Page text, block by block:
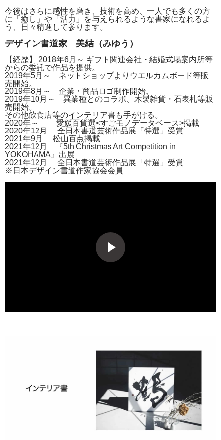
今後はさらに感性を磨き、技術を高め、一人でも多くの方
に「癒し」や「活力」を与えられるような書家になれるよ
う、日々精進して参ります。
デザイン書道家 美結（みゆう）
【経歴】 2018年6月～ ギフト関連会社・結婚式場案内所等
からの委託で作品を提供。
2019年5月～ ネットショップよりウエルカムボード等販
売開始。
2019年8月～ 企業・商品ロゴ制作開始。
2019年10月～ 異業種とのコラボ、木製雑貨・石表札等販
売開始。
その他飲食店等のインテリア書も手がける。
2020年～ 愛媛百貨選<すごモノデータベース>掲載
2020年12月 全日本書道芸術作品展「特選」受賞
2021年9月 松山百点掲載
2021年12月 『5th Christmas Art Competition in
YOKOHAMA』出展
2021年12月 全日本書道芸術作品展「特選」受賞
※日本デザイン書道作家協会会員